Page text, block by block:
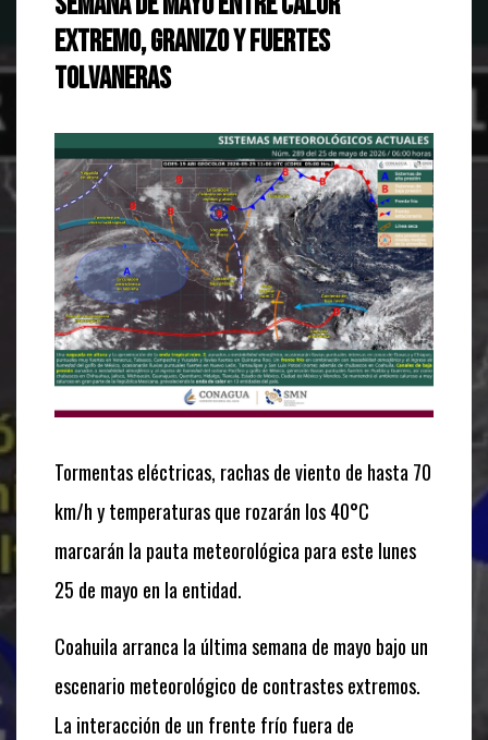
extremo, granizo y fuertes
tolvaneras
Tormentas eléctricas, rachas de viento de hasta 70
km/h y temperaturas que rozarán los 40°C
marcarán la pauta meteorológica para este lunes
25 de mayo en la entidad.
Coahuila arranca la última semana de mayo bajo un
escenario meteorológico de contrastes extremos.
La interacción de un frente frío fuera de